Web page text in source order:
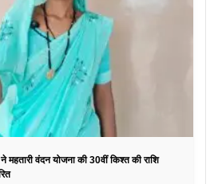
महतारी वंदन योजना की 30वीं किश्त की राशि